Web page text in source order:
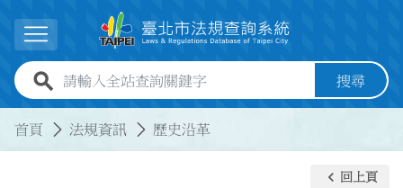
展開選單
全站查詢關鍵字欄位 搜尋
首頁 法規資訊 歷史沿革
keyboard_arrow_left 回上頁